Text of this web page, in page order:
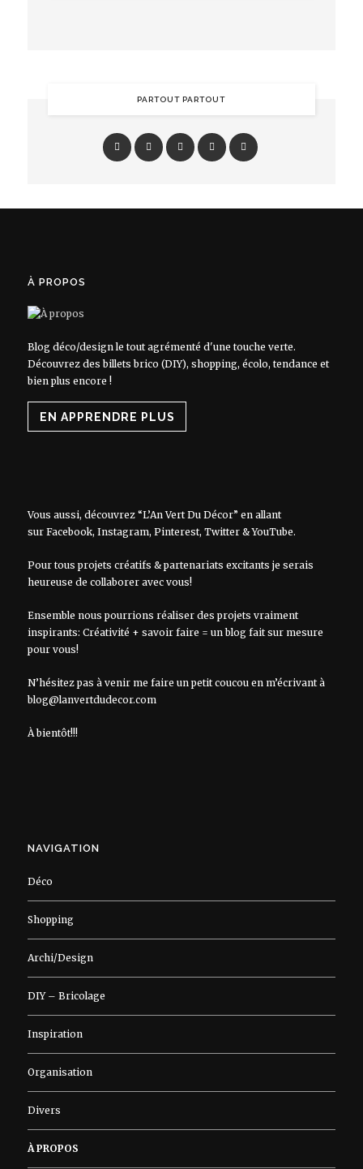
PARTOUT PARTOUT
À PROPOS
Blog déco/design le tout agrémenté d'une touche verte.
Découvrez des billets brico (DIY), shopping, écolo, tendance et
bien plus encore !
EN APPRENDRE PLUS
Vous aussi, découvrez “L’An Vert Du Décor” en allant
sur Facebook, Instagram, Pinterest, Twitter&YouTube.
Pour tous projets créatifs & partenariats excitants je serais
heureuse de collaborer avec vous!
Ensemble nous pourrions réaliser des projets vraiment
inspirants: Créativité + savoir faire = un blog fait sur mesure
pour vous!
N’hésitez pas à venir me faire un petit coucou en m’écrivant à
blog@lanvertdudecor.com
À bientôt!!!
NAVIGATION
Déco
Shopping
Archi/Design
DIY – Bricolage
Inspiration
Organisation
Divers
À PROPOS